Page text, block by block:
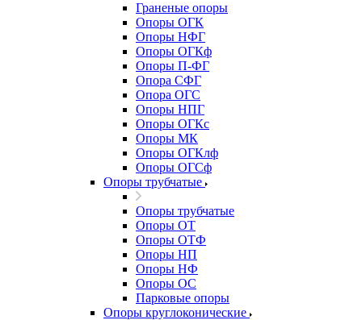
Граненые опоры
Опоры ОГК
Опоры НФГ
Опоры ОГКф
Опоры П-ФГ
Опора СФГ
Опора ОГС
Опоры НПГ
Опоры ОГКс
Опоры МК
Опоры ОГКлф
Опоры ОГСф
Опоры трубчатые
Опоры трубчатые
Опоры ОТ
Опоры ОТФ
Опоры НП
Опоры НФ
Опоры ОС
Парковые опоры
Опоры круглоконические